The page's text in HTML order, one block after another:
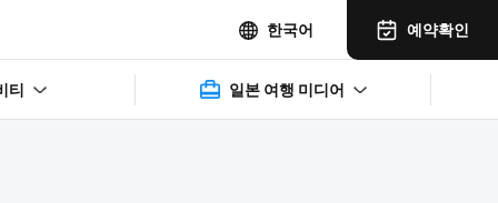
티 일본 여행 미디어
한국어 예약확인